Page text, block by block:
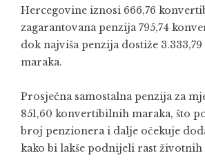
Hercegovine iznosi 666,76
zagarantovana penzija 795,74
dok najviša penzija dostiže
maraka.
Prosječna samostalna penzija za
851,60 konvertibilnih maraka, što
broj penzionera i dalje očekuje
kako bi lakše podnijeli rast životnih